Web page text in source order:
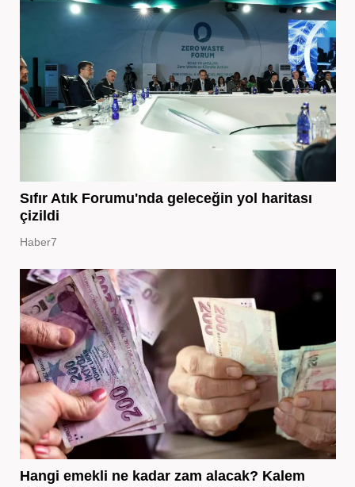
Sıfır Atık Forumu'nda geleceğin yol haritası
çizildi
Haber7
Hangi emekli ne kadar zam alacak? Kalem